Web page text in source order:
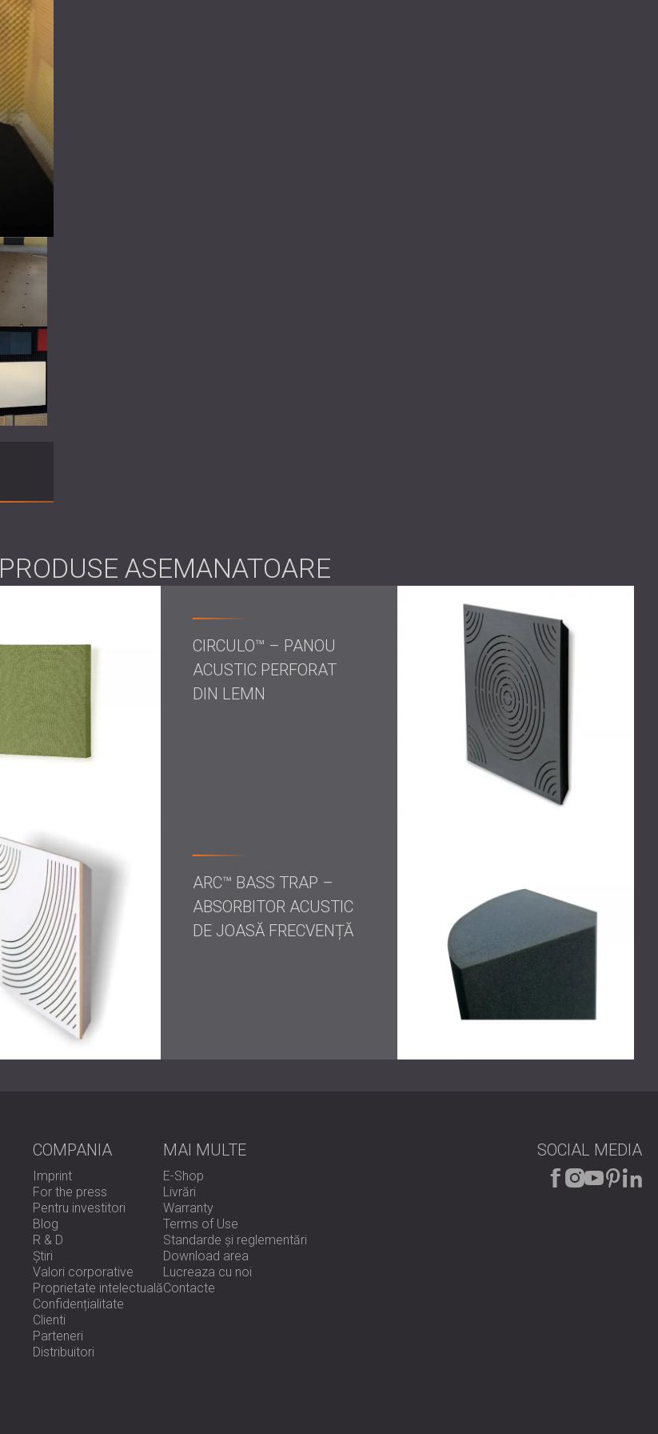
PRODUSE ASEMANATOARE
CIRCULO™ – PANOU
ACUSTIC PERFORAT
DIN LEMN
ARC™ BASS TRAP –
ABSORBITOR ACUSTIC
DE JOASĂ FRECVENȚĂ
COMPANIA
Imprint
For the press
Pentru investitori
Blog
R & D
Știri
Valori corporative
Proprietate intelectuală
Confidențialitate
Clienti
Parteneri
Distribuitori
MAI MULTE
E-Shop
Livrări
Warranty
Terms of Use
Standarde și reglementări
Download area
Lucreaza cu noi
Contacte
SOCIAL MEDIA